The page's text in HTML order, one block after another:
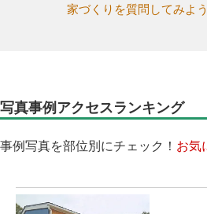
家づくりを質問してみよう
写真事例アクセスランキング
事例写真を部位別にチェック！ お気